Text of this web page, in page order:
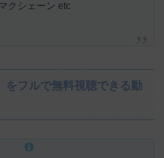
クシェーン etc
をフルで無料視聴できる動